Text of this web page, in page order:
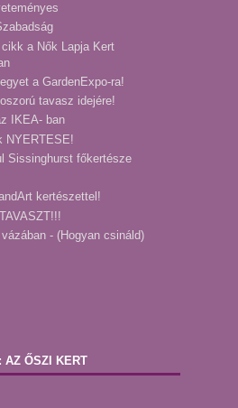
a Nők Lapja Kert
a GardenExpo-ra!
tavasz idejére!
IKEA- ban
NYERTESE!
Sissinghurst főkertésze
kertészettel!
- (Hogyan csináld)
AZ ŐSZI KERT